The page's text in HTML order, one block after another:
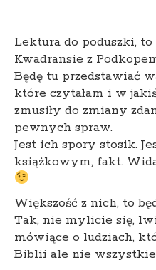
Lektura do poduszki,
Kwadransie z
Będę tu przedstawiać
które czytałam i w
zmusiły do zmiany
pewnych spraw.
Jest ich spory stosik.
książkowym, fakt.
Większość z nich, to
Tak, nie mylicie się,
mówiące o ludziach,
Biblii ale nie